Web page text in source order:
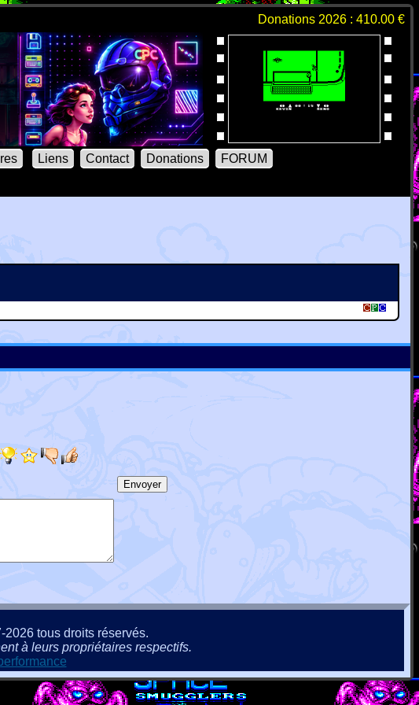
Donations 2026 : 410.00 €
Liens Contact Donations
FORUM
2026 tous droits réservés.
à leurs propriétaires respectifs.